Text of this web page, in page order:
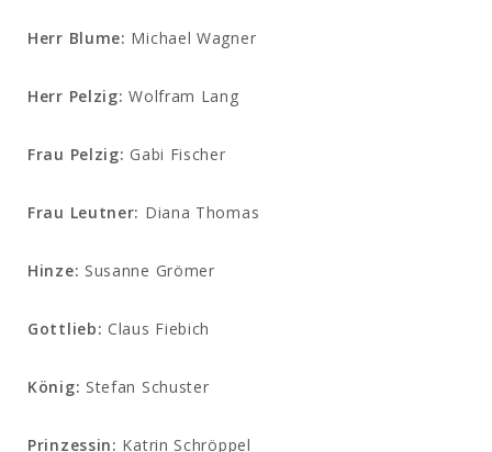
Herr Blume: Michael Wagner
Herr Pelzig: Wolfram Lang
Frau Pelzig: Gabi Fischer
Frau Leutner: Diana Thomas
Hinze: Susanne Grömer
Gottlieb: Claus Fiebich
König: Stefan Schuster
Prinzessin: Katrin Schröppel